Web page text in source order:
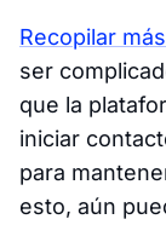
Recopilar
ser
que la
iniciar
para
esto, aún